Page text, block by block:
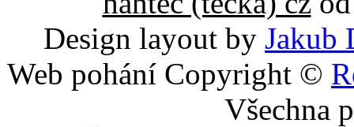
Design layout by Jakub
Web pohání Copyright ©
Všechna